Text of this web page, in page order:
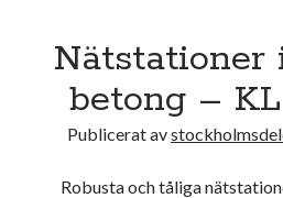
Nätstationer
betong –
Publicerat av
Robusta och tåliga